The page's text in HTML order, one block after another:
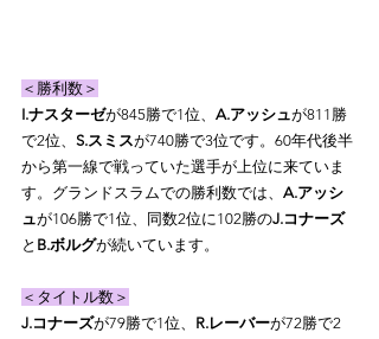
＜勝利数＞
I.ナスターゼが845勝で1位、 A.アッシュが811勝
で2位、 S.スミスが740勝で3位です。60年代後半
から第一線で戦っていた選手が上位に来ていま
す。グランドスラムでの勝利数では、 A.アッシ
ュが106勝で1位、同数2位に102勝のJ.コナーズ
と B.ボルグが続いています。
＜タイトル数＞
J.コナーズが79勝で1位、 R.レーバーが72勝で2